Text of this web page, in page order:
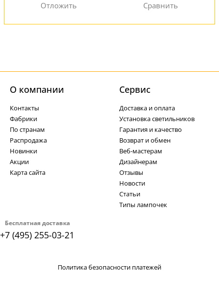
Бесплатная доставка
+7 (495) 255-03-21
О компании
Контакты
Фабрики
По странам
Распродажа
Новинки
Акции
Карта сайта
Cервис
Доставка и оплата
Установка светильников
Гарантия и качество
Возврат и обмен
Веб-мастерам
Дизайнерам
Отзывы
Новости
Статьи
Типы лампочек
Политика безопасности платежей